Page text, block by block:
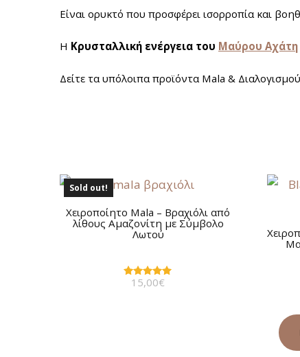
Είναι ορυκτό που προσφέρει ισορροπία και
Η Κρυσταλλική ενέργεια του Μαύρου Αχάτη
Δείτε τα υπόλοιπα προϊόντα Mala & Διαλογισμού
Sold out!
Χειροποίητο Mala – Βραχιόλι από
λίθους Αμαζονίτη με Σύμβολο
Λωτού
Βαθμολογήθηκε
15,00€